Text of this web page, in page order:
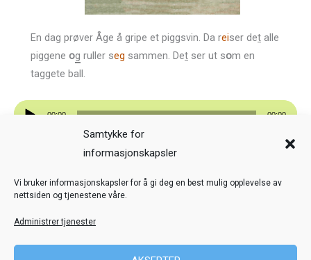
Samtykke for
informasjonskapsler
Vi bruker informasjonskapsler for å gi deg en best mulig opplevelse av
nettsiden og tjenestene våre.
Administrer tjenester
En dag prøver Åge å gripe et piggsvin. Da reiser det alle
piggene og ruller seg sammen. Det ser ut som en
taggete ball.
Lydavspiller
00:00 00:00